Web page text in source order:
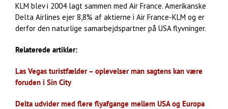
KLM blev i 2004 lagt sammen med Air France. Amerikanske
Delta Airlines ejer 8,8% af aktierne i Air France-KLM og er
derfor den naturlige samarbejdspartner på USA flyvninger.
Relaterede artikler:
Las Vegas turistfælder – oplevelser man sagtens kan være
foruden i Sin City
Delta udvider med flere flyafgange mellem USA og Europa